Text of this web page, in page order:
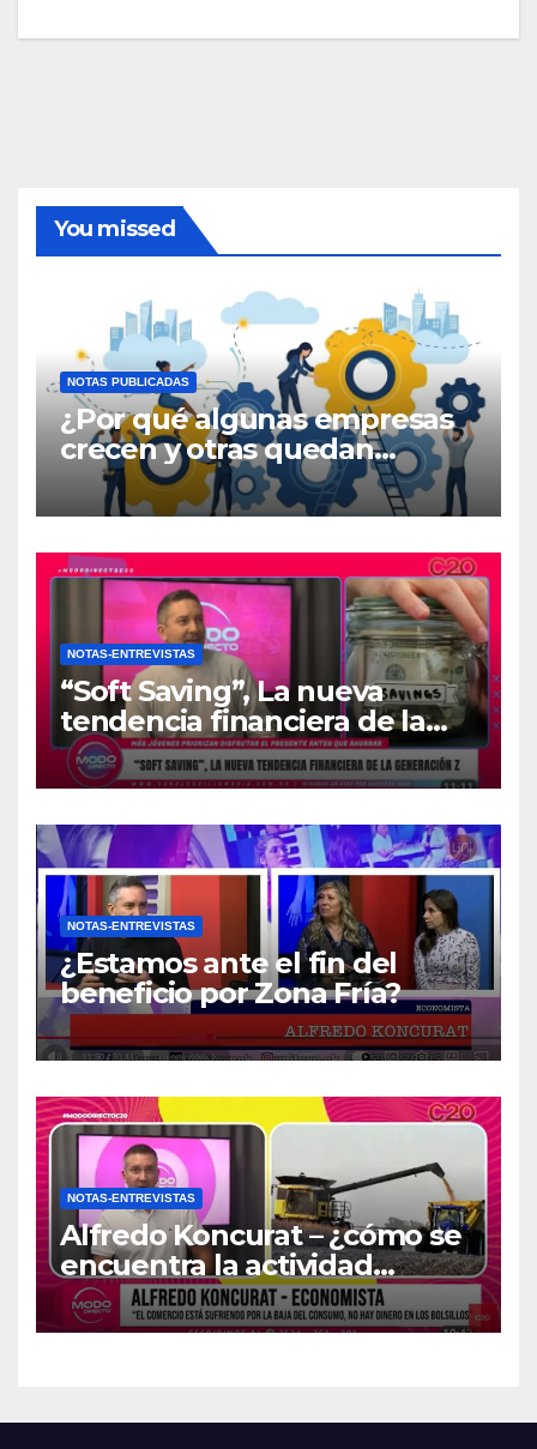
You missed
NOTAS PUBLICADAS
¿Por qué algunas empresas
crecen y otras quedan
atrapadas en el día a día?
NOTAS-ENTREVISTAS
“Soft Saving”, La nueva
tendencia financiera de la
generación Z
NOTAS-ENTREVISTAS
¿Estamos ante el fin del
beneficio por Zona Fría?
NOTAS-ENTREVISTAS
Alfredo Koncurat – ¿cómo se
encuentra la actividad
económica del país?